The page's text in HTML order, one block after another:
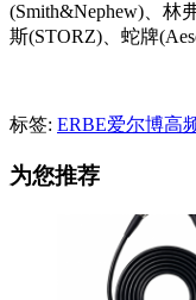
(Smith&Nephew)、林
斯(STORZ)、蛇牌
标签: ERBE爱尔博高
为您推荐